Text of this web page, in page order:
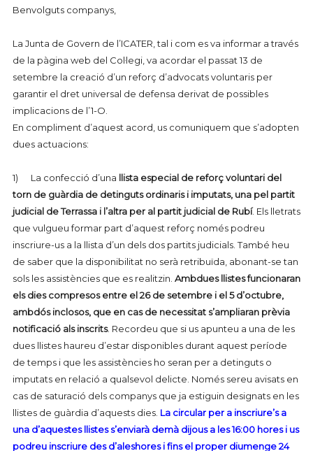
Benvolguts companys,
La Junta de Govern de l’ICATER, tal i com es va informar a través
de la pàgina web del Col·legi, va acordar el passat 13 de
setembre la creació d’un reforç d’advocats voluntaris per
garantir el dret universal de defensa derivat de possibles
implicacions de l’1-O.
En compliment d’aquest acord, us comuniquem que s’adopten
dues actuacions:
1) La confecció d’una llista especial de reforç voluntari del
torn de guàrdia de detinguts ordinaris i imputats, una pel partit
judicial de Terrassa i l’altra per al partit judicial de Rubí. Els lletrats
que vulgueu formar part d’aquest reforç només podreu
inscriure-us a la llista d’un dels dos partits judicials. També heu
de saber que la disponibilitat no serà retribuïda, abonant-se tan
sols les assistències que es realitzin. Ambdues llistes funcionaran
els dies compresos entre el 26 de setembre i el 5 d’octubre,
ambdós inclosos, que en cas de necessitat s’ampliaran prèvia
notificació als inscrits. Recordeu que si us apunteu a una de les
dues llistes haureu d’estar disponibles durant aquest període
de temps i que les assistències ho seran per a detinguts o
imputats en relació a qualsevol delicte. Només sereu avisats en
cas de saturació dels companys que ja estiguin designats en les
llistes de guàrdia d’aquests dies. La circular per a inscriure’s a
una d’aquestes llistes s’enviarà demà dijous a les 16:00 hores i us
podreu inscriure des d’aleshores i fins el proper diumenge 24